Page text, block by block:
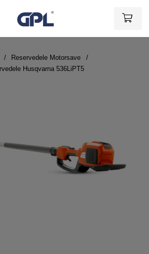
Reservedele Motorsave
Husqvarna 536LiPT5